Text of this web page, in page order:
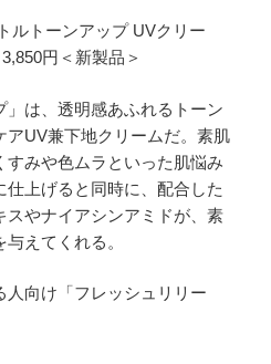
ルトーンアップ UVクリー
円＜新製品＞
」は、透明感あふれるトーン
アUV兼下地クリームだ。素肌
すみや色ムラといった肌悩み
仕上げると同時に、配合した
スやナイアシンアミドが、素
えてくれる。
向け「フレッシュリリー